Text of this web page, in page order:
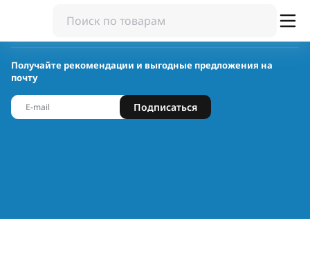
Получайте рекомендации и выгодные предложения на
почту
Подписаться